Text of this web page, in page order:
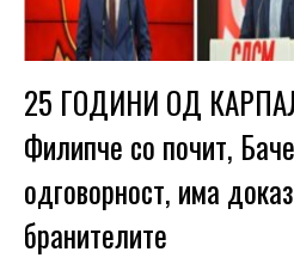
25 ГОДИНИ ОД
Филипче со почит,
одговорност, има
бранителите